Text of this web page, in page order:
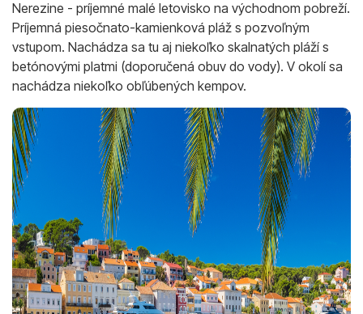
Nerezine - príjemné malé letovisko na východnom pobreží.
Príjemná piesočnato-kamienková pláž s pozvoľným
vstupom. Nachádza sa tu aj niekoľko skalnatých pláží s
betónovými platmi (doporučená obuv do vody). V okolí sa
nachádza niekoľko obľúbených kempov.